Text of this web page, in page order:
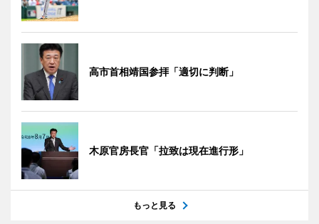
高市首相靖国参拝「適切に判断」
木原官房長官「拉致は現在進行形」
もっと見る